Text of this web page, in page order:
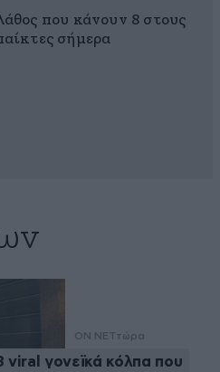
που κάνουν 8 στους
σήμερα
ON NETτώρα
viral γονεϊκά κόλπα που